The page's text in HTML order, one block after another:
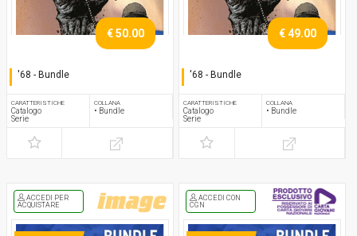
'68 - Bundle
€ 50.00
CARATTERISTICHE
Catalogo
Serie
COLLANA
• Bundle
'68 - Bundle
€ 49.00
CARATTERISTICHE
Catalogo
Serie
COLLANA
• Bundle
ACCEDI PER
ACQUISTARE
ACCEDI CON
CGN